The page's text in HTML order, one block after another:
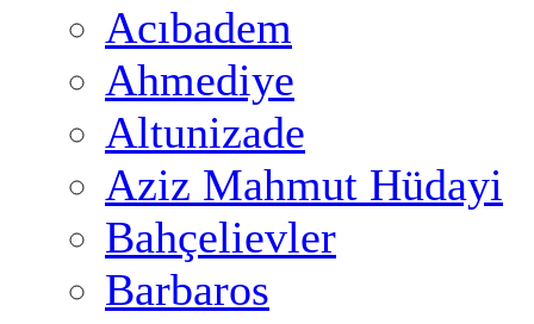
Acıbadem
Ahmediye
Altunizade
Aziz Mahmut Hüdayi
Bahçelievler
Barbaros